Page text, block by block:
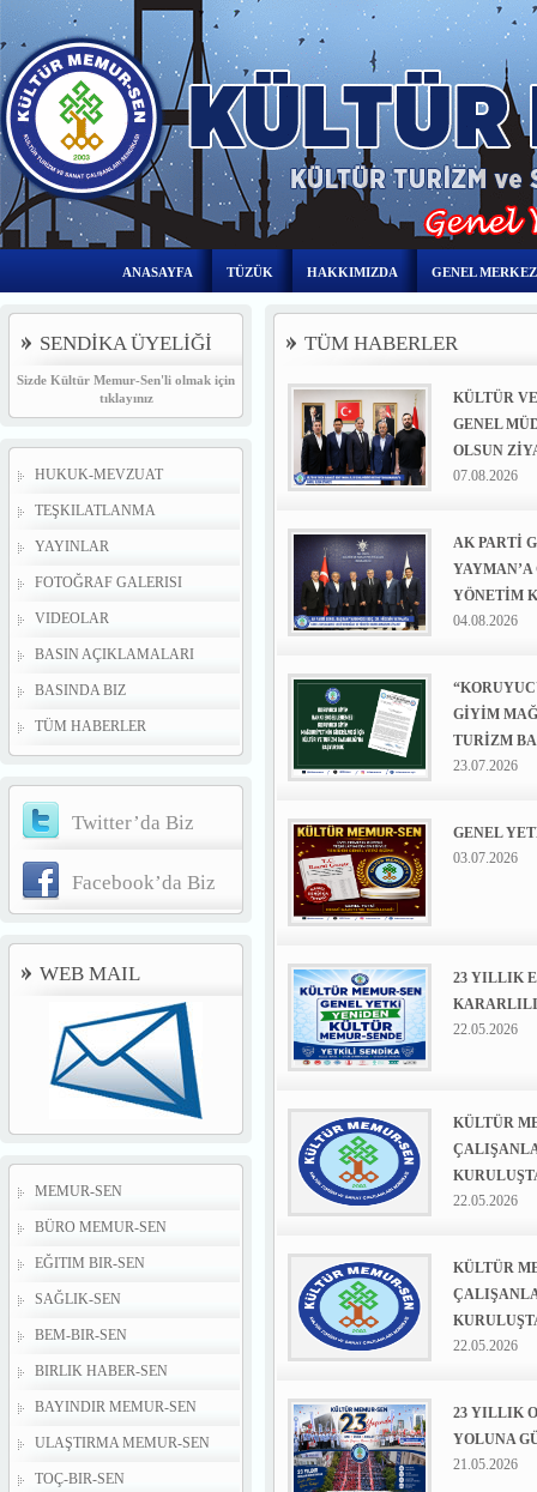
ANASAYFA TÜZÜK HAKKIMIZDA GENEL
SENDİKA ÜYELİĞİ
Sizde Kültür Memur-Sen'li olmak için
tıklayınız
HUKUK-MEVZUAT
TEŞKILATLANMA
YAYINLAR
FOTOĞRAF GALERISI
VIDEOLAR
BASIN AÇIKLAMALARI
BASINDA BIZ
TÜM HABERLER
Twitter’da Biz
Facebook’da Biz
WEB MAIL
MEMUR-SEN
BÜRO MEMUR-SEN
EĞITIM BIR-SEN
SAĞLIK-SEN
BEM-BIR-SEN
BIRLIK HABER-SEN
BAYINDIR MEMUR-SEN
ULAŞTIRMA MEMUR-SEN
TOÇ-BIR-SEN
TÜM HABERLER
KÜLTÜR
GENEL
OLSUN
07.08.2026
AK PARTİ
YÖNETİM
04.08.2026
GİYİM
TURİZM
23.07.2026
GENEL
03.07.2026
23 YILLIK
22.05.2026
KÜLTÜR
22.05.2026
KÜLTÜR
22.05.2026
23 YILLIK
YOLUNA
21.05.2026